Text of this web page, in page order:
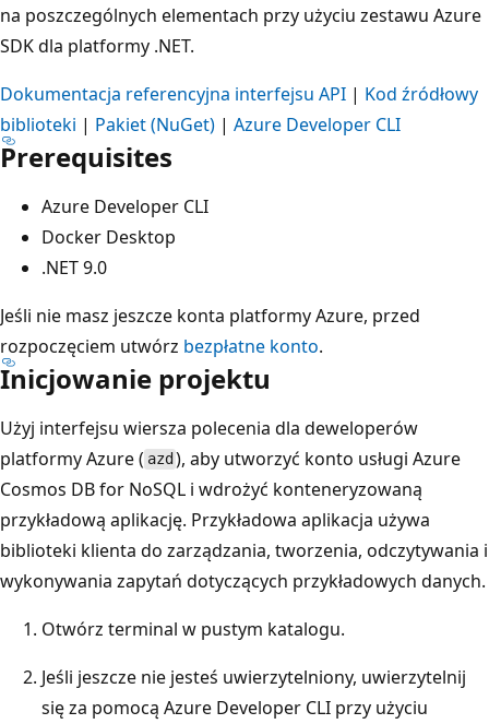
na poszczególnych elementach przy użyciu zestawu Azure
SDK dla platformy .NET.
Dokumentacja referencyjna interfejsu API | Kod źródłowy
biblioteki | Pakiet (NuGet) | Azure Developer CLI
Prerequisites
Azure Developer CLI
Docker Desktop
.NET 9.0
Jeśli nie masz jeszcze konta platformy Azure, przed
rozpoczęciem utwórz bezpłatne konto.
Inicjowanie projektu
Użyj interfejsu wiersza polecenia dla deweloperów
platformy Azure ( azd ), aby utworzyć konto usługi Azure
Cosmos DB for NoSQL i wdrożyć konteneryzowaną
przykładową aplikację. Przykładowa aplikacja używa
biblioteki klienta do zarządzania, tworzenia, odczytywania i
wykonywania zapytań dotyczących przykładowych danych.
Otwórz terminal w pustym katalogu.
Jeśli jeszcze nie jesteś uwierzytelniony, uwierzytelnij
się za pomocą Azure Developer CLI przy użyciu